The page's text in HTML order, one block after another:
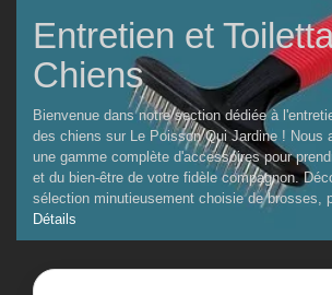
Entretien et
Chiens
Bienvenue dans notre section dédiée à
des chiens sur Le Poisson Qui Jardine ! Nous
une gamme complète d'accessoires pour
et du bien-être de votre fidèle compagnon.
sélection minutieusement choisie de brosses,
Détails